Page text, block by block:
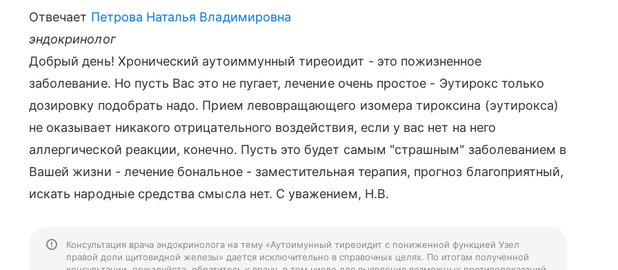
Отвечает Петрова Наталья Владимировна
эндокринолог
Добрый день! Хронический аутоиммунный тиреоидит - это пожизненное
заболевание. Но пусть Вас это не пугает, лечение очень простое - Эутирокс только
дозировку подобрать надо. Прием левовращающего изомера тироксина (эутирокса)
не оказывает никакого отрицательного воздействия, если у вас нет на него
аллергической реакции, конечно. Пусть это будет самым "страшным" заболеванием в
Вашей жизни - лечение бональное - заместительная терапия, прогноз благоприятный,
искать народные средства смысла нет. С уважением, Н.В.
Консультация врача эндокринолога на тему «Аутоимунный тиреоидит с пониженной функцией Узел
правой доли щитовидной железы» дается исключительно в справочных целях. По итогам полученной